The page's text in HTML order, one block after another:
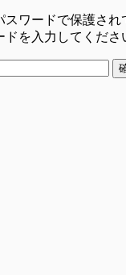
スワードで保護され
を入力してくださ